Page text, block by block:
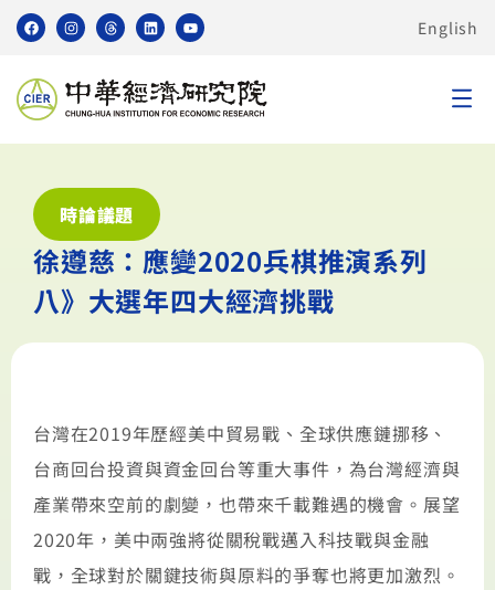
English
時論議題
徐遵慈：應變2020兵棋推演系列
八》大選年四大經濟挑戰
台灣在2019年歷經美中貿易戰、全球供應鏈挪移、
台商回台投資與資金回台等重大事件，為台灣經濟與
產業帶來空前的劇變，也帶來千載難遇的機會。展望
2020年，美中兩強將從關稅戰邁入科技戰與金融
戰，全球對於關鍵技術與原料的爭奪也將更加激烈。